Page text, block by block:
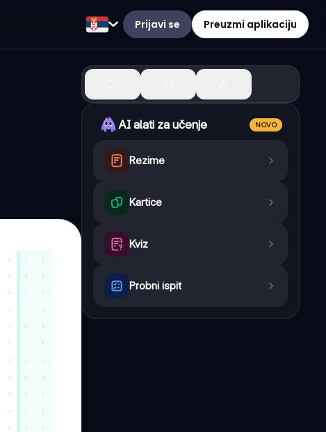
Prijavi se Preuzmi aplikaciju
AI alati za učenje NOVO
Rezime
Kartice
Kviz
Probni ispit